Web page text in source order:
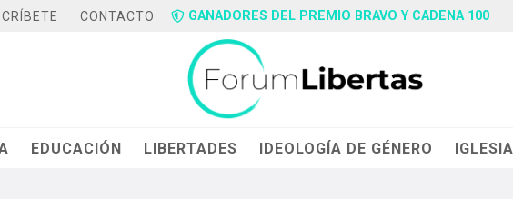
CONTACTO GANADORES DEL PREMIO BRAVO Y CADENA 100
EDUCACIÓN LIBERTADES IDEOLOGÍA DE GÉNERO IGLESIA